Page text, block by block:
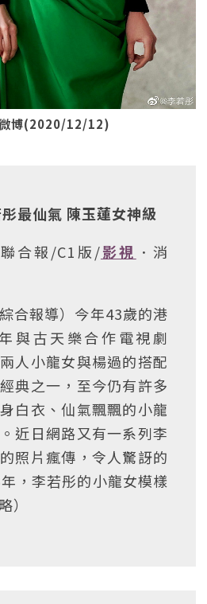
微博(2020/12/12)
最仙氣 陳玉蓮女神級
聯合報/C1版/影視 ．消
合報導）今年43歲的港
與古天樂合作電視劇
人小龍女與楊過的搭配
典之一，至今仍有許多
白衣、仙氣飄飄的小龍
近日網路又有一系列李
照片瘋傳，令人驚訝的
，李若彤的小龍女模樣
）